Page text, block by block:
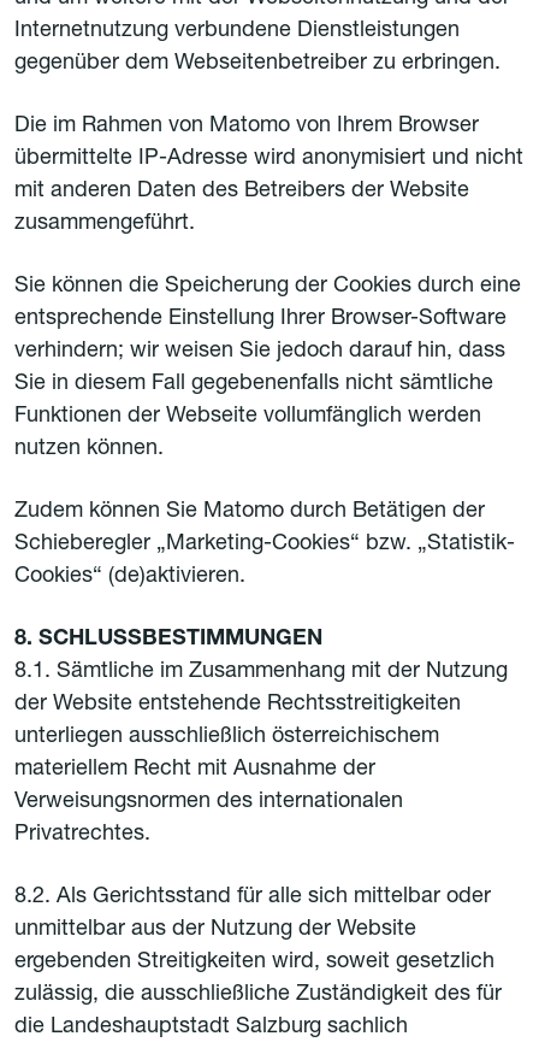
Internetnutzung verbundene Dienstleistungen
gegenüber dem Webseitenbetreiber zu erbringen.
Die im Rahmen von Matomo von Ihrem Browser
übermittelte IP-Adresse wird anonymisiert und nicht
mit anderen Daten des Betreibers der Website
zusammengeführt.
Sie können die Speicherung der Cookies durch eine
entsprechende Einstellung Ihrer Browser-Software
verhindern; wir weisen Sie jedoch darauf hin, dass
Sie in diesem Fall gegebenenfalls nicht sämtliche
Funktionen der Webseite vollumfänglich werden
nutzen können.
Zudem können Sie Matomo durch Betätigen der
Schieberegler „Marketing-Cookies“ bzw. „Statistik-
Cookies“ (de)aktivieren.
8. SCHLUSSBESTIMMUNGEN
8.1. Sämtliche im Zusammenhang mit der Nutzung
der Website entstehende Rechtsstreitigkeiten
unterliegen ausschließlich österreichischem
materiellem Recht mit Ausnahme der
Verweisungsnormen des internationalen
Privatrechtes.
8.2. Als Gerichtsstand für alle sich mittelbar oder
unmittelbar aus der Nutzung der Website
ergebenden Streitigkeiten wird, soweit gesetzlich
zulässig, die ausschließliche Zuständigkeit des für
die Landeshauptstadt Salzburg sachlich